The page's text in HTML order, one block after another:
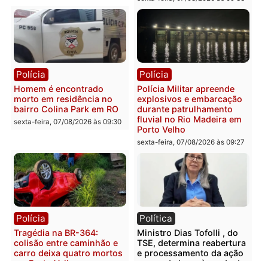
sexta-feira, 07/08/2026 às 12:24
Polícia
Casal é preso pela PRF
com mais de 72 quilos de
estepe em Porto Velho
sexta-feira, 07/08/2026 às 09:38
Polícia
Polícia Civil deflagra
operação contra facção
criminosa que atacava
provedores de internet
Rondônia
sexta-feira, 07/08/2026 às